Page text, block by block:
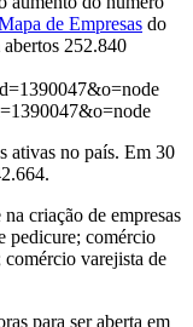
de Empresas do
252.840
ativas no país. Em 30
criação de empresas
pedicure; comércio
comércio varejista de
para ser aberta em